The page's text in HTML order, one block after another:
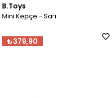
B.Toys
Mini Kepçe - Sarı
₺379,90